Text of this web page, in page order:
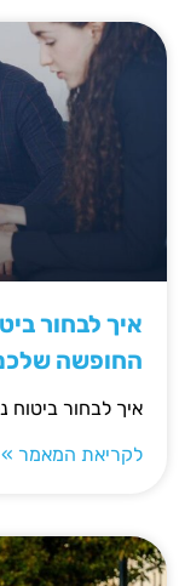
איך לבחור
החופשה
איך לבחור
לקריאת המאמר »